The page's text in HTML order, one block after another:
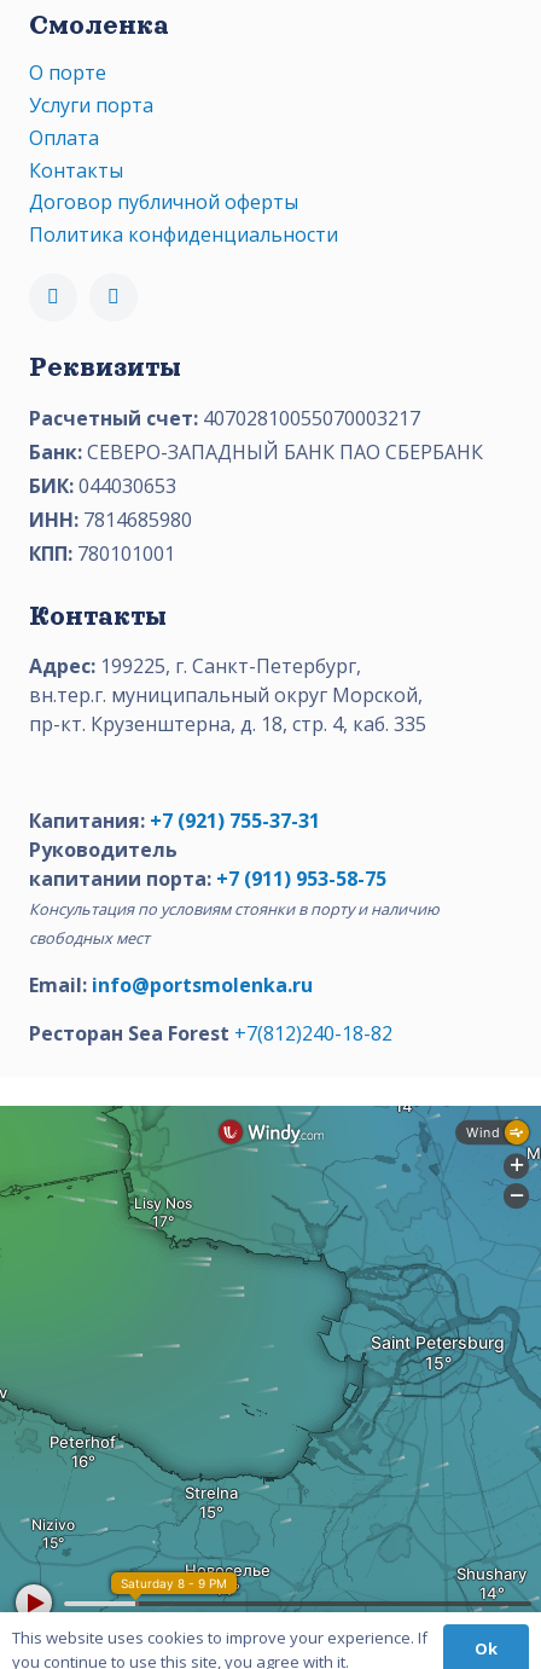
Смоленка
О порте
Услуги порта
Оплата
Контакты
Договор публичной оферты
Политика конфиденциальности
Реквизиты
Расчетный счет: 40702810055070003217
Банк:СЕВЕРО-ЗАПАДНЫЙ БАНК ПАО СБЕРБАНК
БИК:044030653
ИНН: 7814685980
КПП: 780101001
Контакты
Адрес: 199225, г. Санкт-Петербург,
вн.тер.г. муниципальный округ Морской,
пр-кт. Крузенштерна, д. 18, стр. 4, каб. 335
Капитания: +7 (921) 755-37-31
Руководитель
капитании порта: +7 (911) 953-58-75
Консультация по условиям стоянки в порту и наличию
свободных мест
Email: info@portsmolenka.ru
Ресторан Sea Forest +7(812)240-18-82
This website uses cookies to improve your experience. If
you continue to use this site, you agree with it.
Ok